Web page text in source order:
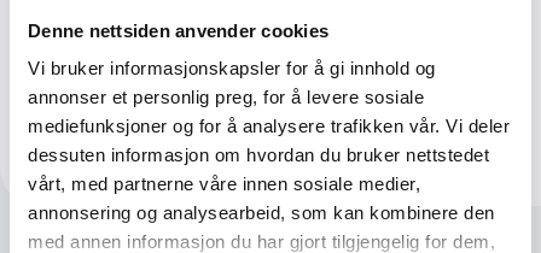
Denne nettsiden anvender cookies
Vi bruker informasjonskapsler for å gi innhold og
annonser et personlig preg, for å levere sosiale
mediefunksjoner og for å analysere trafikken vår. Vi deler
dessuten informasjon om hvordan du bruker nettstedet
vårt, med partnerne våre innen sosiale medier,
annonsering og analysearbeid, som kan kombinere den
med annen informasjon du har gjort tilgjengelig for dem,
Bestill foredrag